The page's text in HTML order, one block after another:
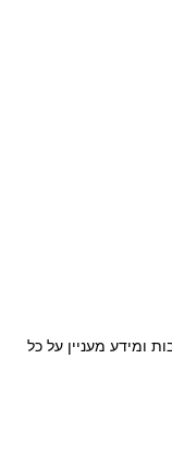
ומידע מעניין על כל